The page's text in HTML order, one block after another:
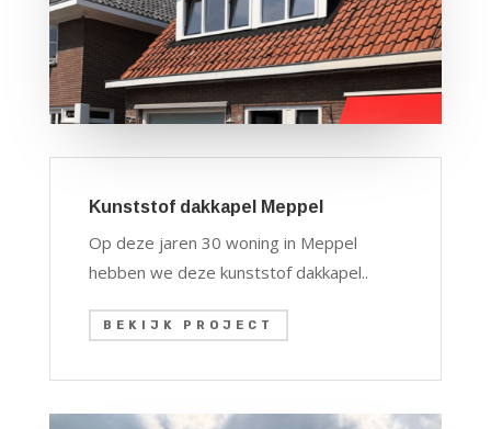
Kunststof dakkapel Meppel
Op deze jaren 30 woning in Meppel
hebben we deze kunststof dakkapel..
BEKIJK PROJECT